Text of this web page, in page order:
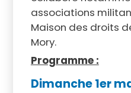
associations
Maison des droits
Mory.
Programme :
Dimanche 1er